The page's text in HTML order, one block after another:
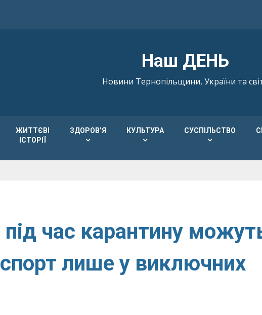
Наш ДЕНЬ
Новини Тернопільщини, України та
ЖИТТЄВІ
ІСТОРІЇ
ЗДОРОВ’Я КУЛЬТУРА СУСПІЛЬСТВО
час карантину
лише у виключних